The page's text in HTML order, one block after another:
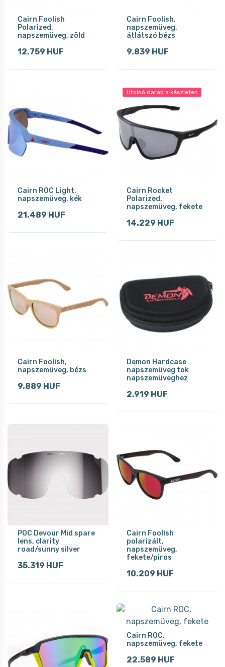
Cairn Foolish
Polarized,
napszemüveg, zöld
12.759 HUF
Cairn Foolish,
napszemüveg,
átlátszó bézs
9.839 HUF
Cairn ROC Light,
napszemüveg, kék
21.489 HUF
Utolsó darab a készleten
Cairn Rocket
Polarized,
napszemüveg, fekete
14.229 HUF
Cairn Foolish,
napszemüveg, bézs
9.889 HUF
Demon Hardcase
napszemüveg tok
napszemüveghez
2.919 HUF
POC Devour Mid spare
lens, clarity
road/sunny silver
35.319 HUF
Cairn Foolish
polarizált,
napszemüveg,
fekete/piros
10.209 HUF
Cairn ROC,
napszemüveg, fekete
22.589 HUF